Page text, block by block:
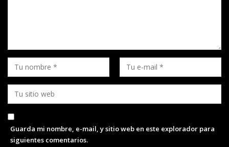
Guarda mi nombre, e-mail, y sitio web en este explorador para
siguientes comentarios.